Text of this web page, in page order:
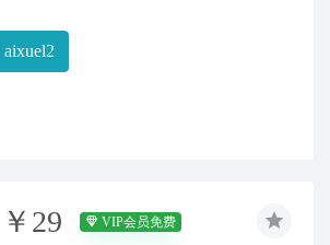
￥29 VIP会员免费